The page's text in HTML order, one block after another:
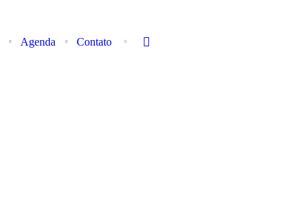
Agenda Contato